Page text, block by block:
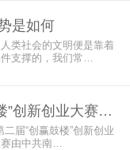
是如何
类社会的文明便是靠着
支撑的，我们常…
江苏实为半导体“创赢鼓楼”创新创业大赛南京总决赛荣获一等奖
届“创赢鼓楼”创新创业
赛由中共南…